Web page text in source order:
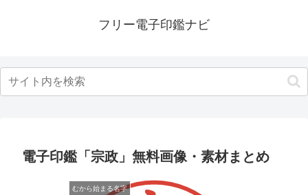
フリー電子印鑑ナビ
電子印鑑「宗政」無料画像・素材まとめ
むから始まる名字